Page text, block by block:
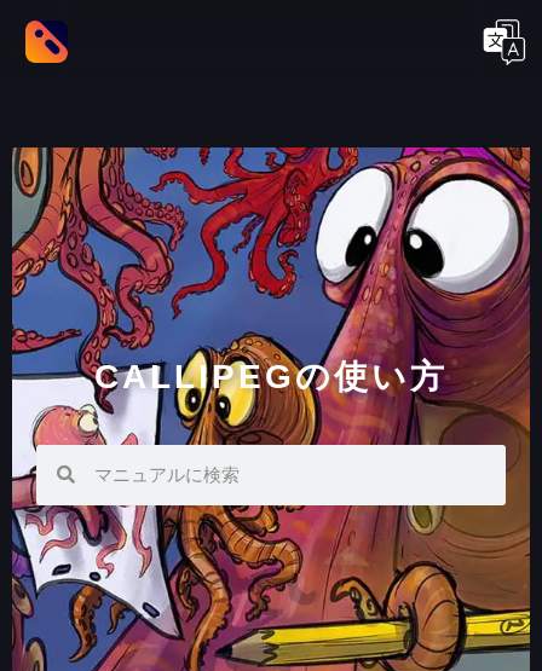
CALLIPEGの使い方